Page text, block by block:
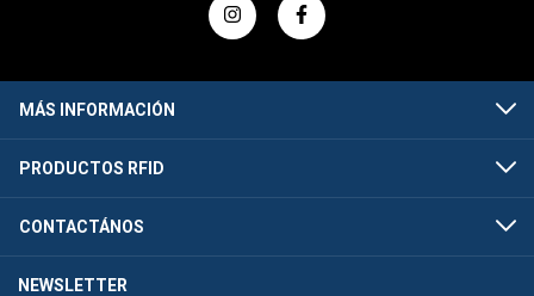
MÁS INFORMACIÓN
PRODUCTOS RFID
CONTACTÁNOS
NEWSLETTER